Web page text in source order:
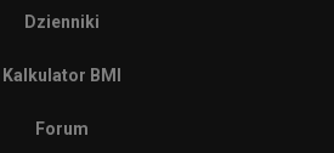
Dzienniki
Kalkulator BMI
Forum